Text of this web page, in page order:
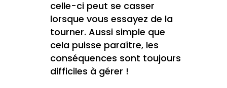
celle-ci peut se casser
lorsque vous essayez de la
tourner. Aussi simple que
cela puisse paraître, les
conséquences sont toujours
difficiles à gérer !